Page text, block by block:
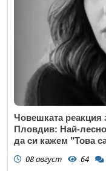
Човешката реакция
Пловдив: Най-
да си кажем "Това
08 август 64